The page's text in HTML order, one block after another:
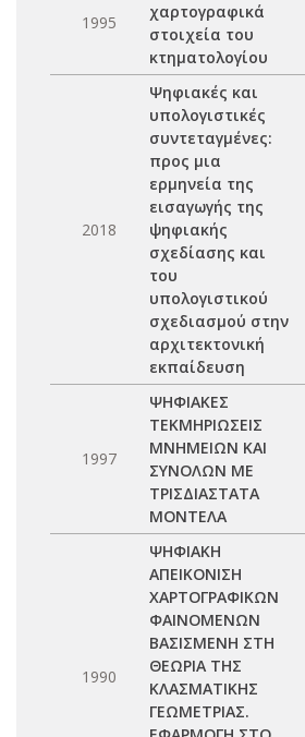
1995
χαρτογραφικά
στοιχεία του
κτηματολογίου
2018
Ψηφιακές και
υπολογιστικές
συντεταγμένες:
προς μια
ερμηνεία της
εισαγωγής της
ψηφιακής
σχεδίασης και
του
υπολογιστικού
σχεδιασμού στην
αρχιτεκτονική
εκπαίδευση
1997
ΨΗΦΙΑΚΕΣ
ΤΕΚΜΗΡΙΩΣΕΙΣ
ΜΝΗΜΕΙΩΝ ΚΑΙ
ΣΥΝΟΛΩΝ ΜΕ
ΤΡΙΣΔΙΑΣΤΑΤΑ
ΜΟΝΤΕΛΑ
1990
ΨΗΦΙΑΚΗ
ΑΠΕΙΚΟΝΙΣΗ
ΧΑΡΤΟΓΡΑΦΙΚΩΝ
ΦΑΙΝΟΜΕΝΩΝ
ΒΑΣΙΣΜΕΝΗ ΣΤΗ
ΘΕΩΡΙΑ ΤΗΣ
ΚΛΑΣΜΑΤΙΚΗΣ
ΓΕΩΜΕΤΡΙΑΣ.